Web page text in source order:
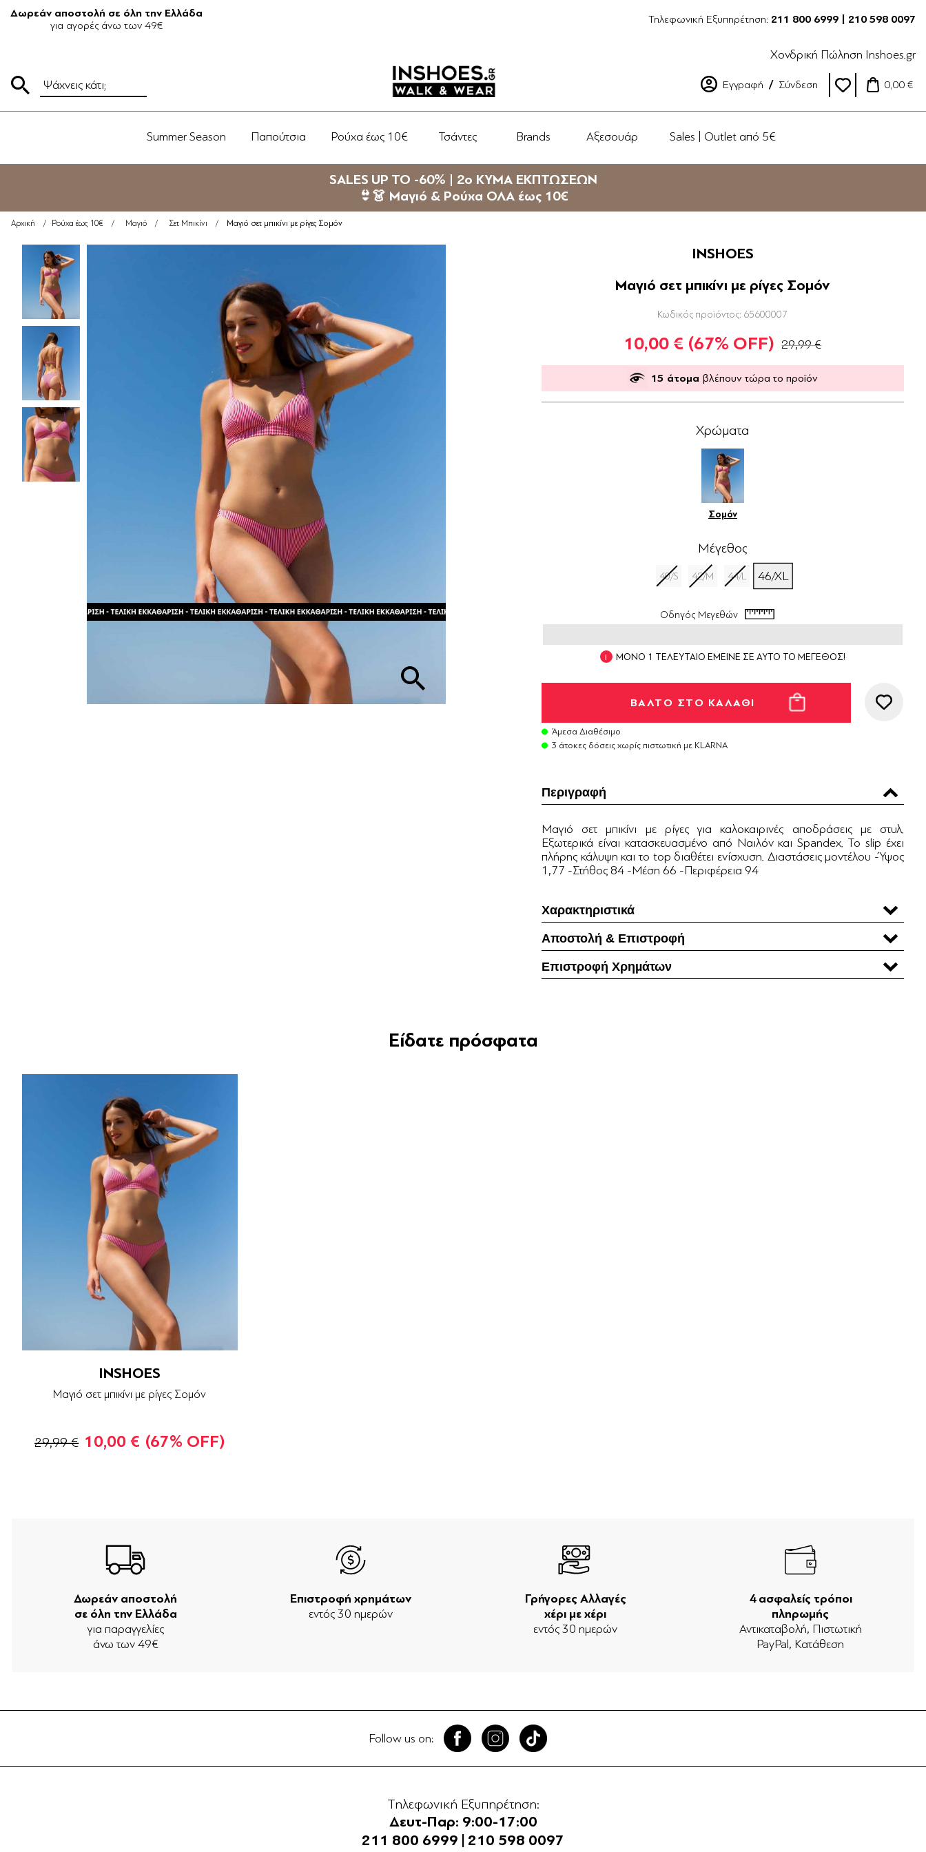
Δωρεάν αποστολή σε όλη την Ελλάδα
για αγορές άνω των 49€
Τηλεφωνική Εξυπηρέτηση: 211 800 6999 | 210 598 0097
Χονδρική Πώληση Inshoes.gr
Εγγραφή Σύνδεση 0,00 €
Summer Season Παπούτσια Ρούχα έως 10€ Τσάντες Brands Αξεσουάρ Sales | Outlet από 5€
SALES UP TO -60% | 2ο ΚΥΜΑ ΕΚΠΤΩΣΕΩΝ
👙👗 Μαγιό & Ρούχα ΟΛΑ έως 10€
Αρχική / Ρούχα έως 10€ / Μαγιό / Σετ Μπικίνι / Μαγιό σετ μπικίνι με ρίγες Σομόν
INSHOES
Μαγιό σετ μπικίνι με ρίγες Σομόν
Κωδικός προϊόντος: 65600007
10,00 € (67% OFF) 29,99 €
15 άτομα βλέπουν τώρα το προϊόν
Χρώματα
Σομόν
Μέγεθος
40/S 42/M 44/L 46/XL
Οδηγός Μεγεθών
ΜΟΝΟ 1 ΤΕΛΕΥΤΑΙΟ ΕΜΕΙΝΕ ΣΕ ΑΥΤΟ ΤΟ ΜΕΓΕΘΟΣ!
Άμεσα Διαθέσιμο
3 άτοκες δόσεις χωρίς πιστωτική με KLARNA
Περιγραφή
Μαγιό σετ μπικίνι με ρίγες για καλοκαιρινές αποδράσεις με στυλ.
Εξωτερικά είναι κατασκευασμένο από Ναιλόν και Spandex. Το slip έχει
πλήρης κάλυψη και το top διαθέτει ενίσχυση. Διαστάσεις μοντέλου -Ύψος
1,77 -Στήθος 84 -Μέση 66 -Περιφέρεια 94
Χαρακτηριστικά
Αποστολή & Επιστροφή
Επιστροφή Χρηµάτων
Είδατε πρόσφατα
INSHOES
Μαγιό σετ μπικίνι με ρίγες Σομόν
29,99 € 10,00 € (67% OFF)
Δωρεάν αποστολή
σε όλη την Ελλάδα
για παραγγελίες
άνω των 49€
Επιστροφή χρημάτων
εντός 30 ημερών
Γρήγορες Αλλαγές
χέρι με χέρι
εντός 30 ημερών
4 ασφαλείς τρόποι
πληρωμής
Αντικαταβολή, Πιστωτική
PayPal, Κατάθεση
Follow us on:
Τηλεφωνική Εξυπηρέτηση:
Δευτ-Παρ: 9:00-17:00
211 800 6999
210 598 0097